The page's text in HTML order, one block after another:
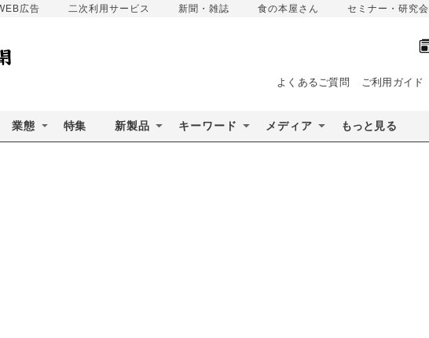
広告 二次利用サービス 新聞・雑誌 食の本屋さん セミナー・研究会
よくあるご質問 ご利用ガイド
業態 特集 新製品 キーワード メディア もっと見る